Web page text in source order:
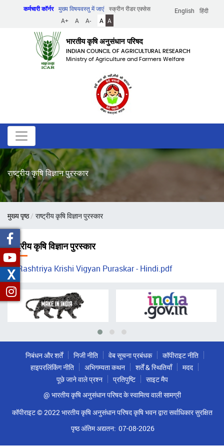
English हिंदी
कर्मचारी कॉर्नर मुख्य विषयवस्तु में जाएं
स्क्रीन रीडर एक्सेस
A+
A A- A A
भारतीय कृषि अनुसंधान परिषद
INDIAN COUNCIL OF AGRICULTURAL RESEARCH
Ministry of Agriculture and Farmers Welfare
राष्ट्रीय कृषि विज्ञान पुरस्कार
पग
चिन्ह
मुख्य पृष्ठ राष्ट्रीय कृषि विज्ञान पुरस्कार
राष्ट्रीय कृषि विज्ञान पुरस्कार
Rashtriya Krishi Vigyan Puraskar - Hindi.pdf
निबंधन और शर्तें निजी नीति वेब सूचना प्रबंधक
कॉपीराइट नीति
हाइपरलिंकिंग नीति
अभिगम्यता कथन शर्तें & स्थितियाँ
मदद
पूछे जाने वाले प्रश्न
प्रतिपुष्टि
साइट मैप
@ भारतीय कृषि अनुसंधान परिषद के स्वामित्व वाली सामग्री
कॉपीराइट © 2022 भारतीय कृषि अनुसंधान परिषद कृषि भवन द्वारा सर्वाधिकार सुरक्षित
पृष्ठ अंतिम अद्यतन: 07-08-2026
X